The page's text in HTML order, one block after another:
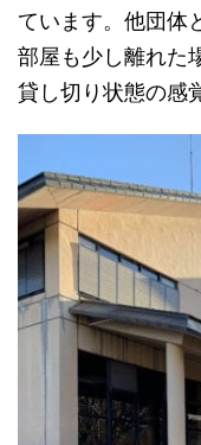
ています。他団体
部屋も少し離れた
貸し切り状態の感